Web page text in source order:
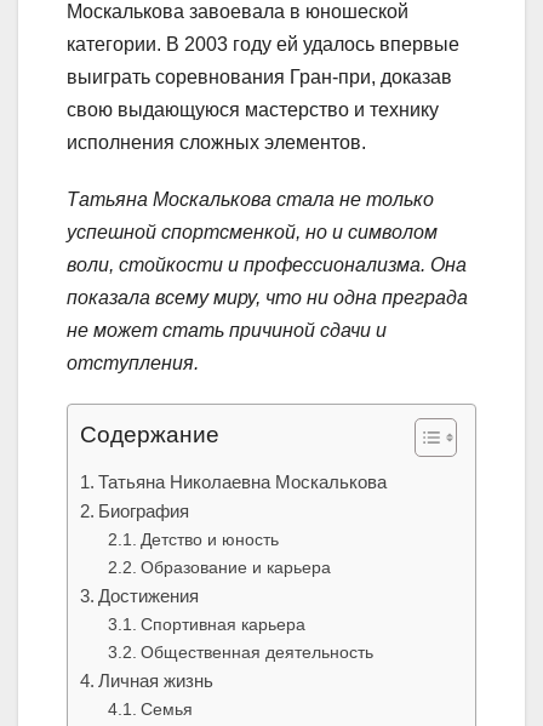
Москалькова завоевала в юношеской
категории. В 2003 году ей удалось впервые
выиграть соревнования Гран-при, доказав
свою выдающуюся мастерство и технику
исполнения сложных элементов.
Татьяна Москалькова стала не только
успешной спортсменкой, но и символом
воли, стойкости и профессионализма. Она
показала всему миру, что ни одна преграда
не может стать причиной сдачи и
отступления.
Содержание
Татьяна Николаевна Москалькова
Биография
Детство и юность
Образование и карьера
Достижения
Спортивная карьера
Общественная деятельность
Личная жизнь
Семья